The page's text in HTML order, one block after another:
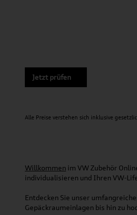
Jetzt prüfen
Alle Preise verstehen sich inklusive
Willkommen im VW Zubehör
individualisieren und Ihren VW-
Entdecken Sie unser
Gepäckraumeinlagen bis hin zu